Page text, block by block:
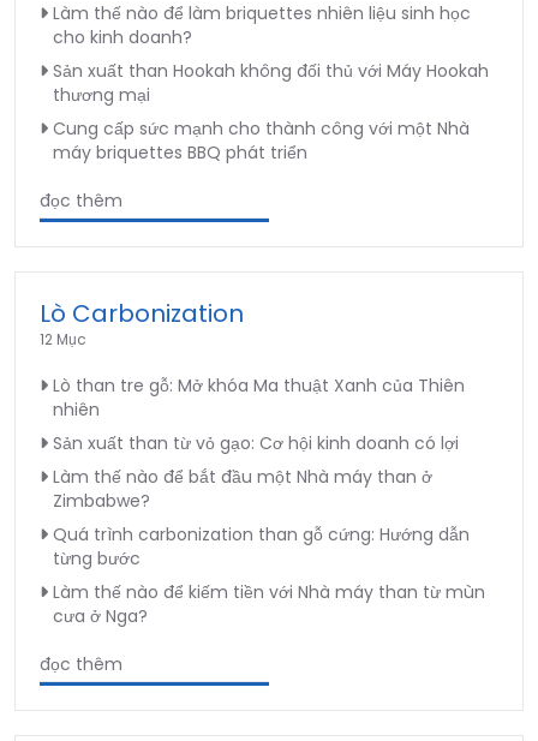
Làm thế nào để làm briquettes nhiên liệu sinh học
cho kinh doanh?
Sản xuất than Hookah không đối thủ với Máy Hookah
thương mại
Cung cấp sức mạnh cho thành công với một Nhà
máy briquettes BBQ phát triển
đọc thêm
Lò Carbonization
12 Mục
Lò than tre gỗ: Mở khóa Ma thuật Xanh của Thiên
nhiên
Sản xuất than từ vỏ gạo: Cơ hội kinh doanh có lợi
Làm thế nào để bắt đầu một Nhà máy than ở
Zimbabwe?
Quá trình carbonization than gỗ cứng: Hướng dẫn
từng bước
Làm thế nào để kiếm tiền với Nhà máy than từ mùn
cưa ở Nga?
đọc thêm